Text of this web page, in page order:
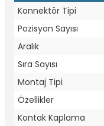
Konnektör Tipi
Pozisyon Sayısı
Aralık
Sıra Sayısı
Montaj Tipi
Özellikler
Kontak Kaplama